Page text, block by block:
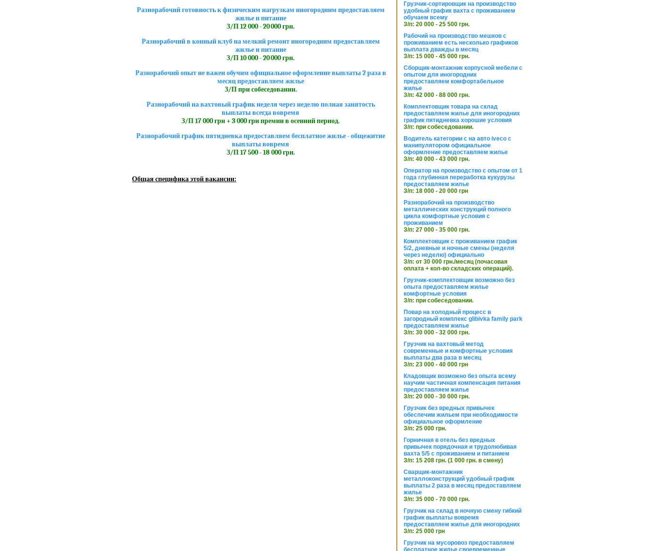
Разнорабочий готовность к физическим нагрузкам иногородним предоставляем
жилье и питание
З/П 12 000 - 20 000 грн.
Разнорабочий в конный клуб на мелкий ремонт иногородним предоставляем
жилье и питание
З/П 10 000 - 20 000 грн.
Разнорабочий опыт не важен обучим официальное оформление выплаты 2 раза в
месяц предоставляем жилье
З/П при собеседовании.
Разнорабочий на вахтовый график неделя через неделю полная занятость
выплаты всегда вовремя
З/П 17 000 грн + 3 000 грн премии в осенний период.
Разнорабочий график пятидневка предоставляем бесплатное жилье - общежитие
выплаты вовремя
З/П 17 500 - 18 000 грн.
Общая специфика этой вакансии:
Грузчик-сортировщик на производство
удобный график вахта с проживанием
обучаем всему
З/п: 20 000 - 25 500 грн.
Рабочий на производство мешков с
проживанием есть несколько графиков
выплата дважды в месяц
З/п: 15 000 - 45 000 грн.
Сборщик-монтажник корпусной мебели с
опытом для иногородних
предоставляем комфортабельное
жилье
З/п: 42 000 - 88 000 грн.
Комплектовщик товара на склад
предоставляем жилье для иногородних
график пятидневка хорошие условия
З/п: при собеседовании.
Водитель категории с на авто iveco с
манипулятором официальное
оформление предоставляем жилье
З/п: 40 000 - 43 000 грн.
Оператор на производство с опытом от 1
года глубинная переработка кукурузы
предоставляем жилье
З/п: 18 000 - 20 000 грн
Разнорабочий на производство
металлических конструкций полного
цикла комфортные условия с
проживанием
З/п: 27 000 - 35 000 грн.
Комплектовщик с проживанием график
5/2, дневные и ночные смены (неделя
через неделю) официально
З/п: от 30 000 грн./месяц (почасовая
оплата + кол-во складских операций).
Грузчик-комплектовщик возможно без
опыта предоставляем жилье
комфортные условия
З/п: при собеседовании.
Повар на холодный процесс в
загородный комплекс glibivka family park
предоставляем жилье
З/п: 30 000 - 32 000 грн.
Грузчик на вахтовый метод
современные и комфортные условия
выплаты два раза в месяц
З/п: 23 000 - 40 000 грн
Кладовщик возможно без опыта всему
научим частичная компенсация питания
предоставляем жилье
З/п: 20 000 - 30 000 грн.
Грузчик без вредных привычек
обеспечим жильем при необходимости
официальное оформление
З/п: 25 000 грн.
Горничная в отель без вредных
привычек порядочная и трудолюбивая
вахта 5/5 с проживанием и питанием
З/п: 15 208 грн. (1 000 грн. в смену)
Сварщик-монтажник
металлоконструкций удобный график
выплаты 2 раза в месяц предоставляем
жилье
З/п: 35 000 - 70 000 грн.
Грузчик на склад в ночную смену гибкий
график выплаты вовремя
предоставляем жилье для иногородних
З/п: 25 000 грн
Грузчик на мусоровоз предоставляем
бесплатное жилье своевременные